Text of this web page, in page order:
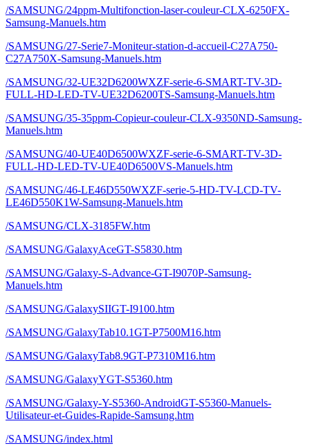
/SAMSUNG/24ppm-Multifonction-laser-couleur-CLX-6250FX-
Samsung-Manuels.htm
/SAMSUNG/27-Serie7-Moniteur-station-d-accueil-C27A750-
C27A750X-Samsung-Manuels.htm
/SAMSUNG/32-UE32D6200WXZF-serie-6-SMART-TV-3D-
FULL-HD-LED-TV-UE32D6200TS-Samsung-Manuels.htm
/SAMSUNG/35-35ppm-Copieur-couleur-CLX-9350ND-Samsung-
Manuels.htm
/SAMSUNG/40-UE40D6500WXZF-serie-6-SMART-TV-3D-
FULL-HD-LED-TV-UE40D6500VS-Manuels.htm
/SAMSUNG/46-LE46D550WXZF-serie-5-HD-TV-LCD-TV-
LE46D550K1W-Samsung-Manuels.htm
/SAMSUNG/CLX-3185FW.htm
/SAMSUNG/GalaxyAceGT-S5830.htm
/SAMSUNG/Galaxy-S-Advance-GT-I9070P-Samsung-
Manuels.htm
/SAMSUNG/GalaxySIIGT-I9100.htm
/SAMSUNG/GalaxyTab10.1GT-P7500M16.htm
/SAMSUNG/GalaxyTab8.9GT-P7310M16.htm
/SAMSUNG/GalaxyYGT-S5360.htm
/SAMSUNG/Galaxy-Y-S5360-AndroidGT-S5360-Manuels-
Utilisateur-et-Guides-Rapide-Samsung.htm
/SAMSUNG/index.html